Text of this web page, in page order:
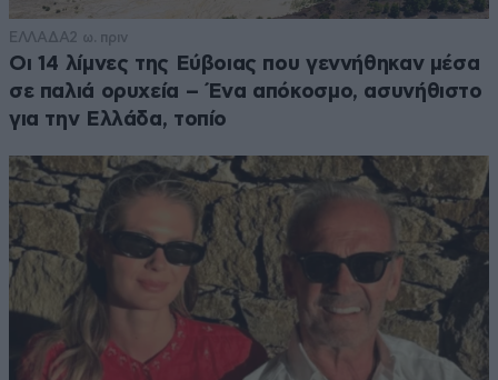
ΕΛΛΑΔΑ2 ω. πριν
Οι 14 λίμνες της Εύβοιας που γεννήθηκαν μέσα
σε παλιά ορυχεία – Ένα απόκοσμο, ασυνήθιστο
για την Ελλάδα, τοπίο